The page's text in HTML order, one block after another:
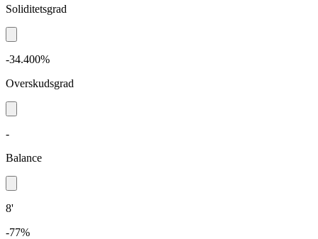
Soliditetsgrad
-34.400%
Overskudsgrad
-
Balance
8'
-77%